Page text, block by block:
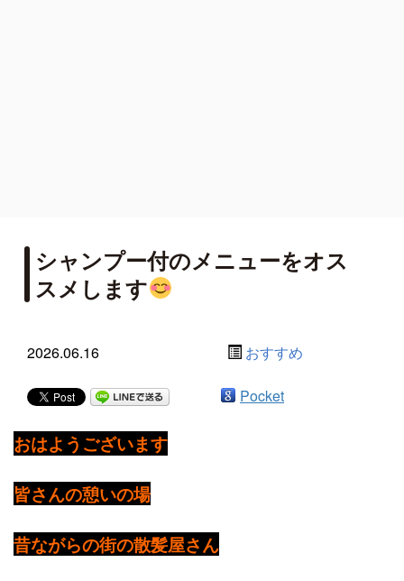
シャンプー付のメニューをオス
スメします
2026.06.16 おすすめ
Pocket
おはようございます
皆さんの憩いの場
昔ながらの街の散髪屋さん